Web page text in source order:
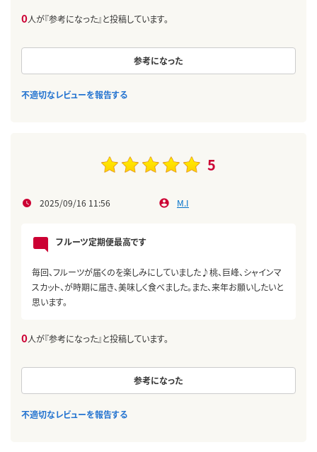
0人が『参考になった』と投稿しています。
参考になった
不適切なレビューを報告する
5
2025/09/16 11:56 M.I
フルーツ定期便最高です
毎回、フルーツが届くのを楽しみにしていました♪桃、巨峰、シャインマ
スカット、が時期に届き、美味しく食べました。また、来年お願いしたいと
思います。
0人が『参考になった』と投稿しています。
参考になった
不適切なレビューを報告する